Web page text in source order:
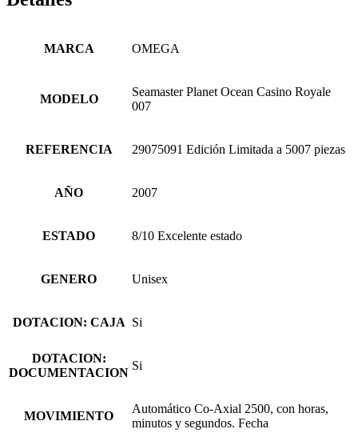
MARCA OMEGA
MODELO
Seamaster Planet Ocean Casino Royale
007
REFERENCIA 29075091 Edición Limitada a 5007 piezas
AÑO 2007
ESTADO 8/10 Excelente estado
GENERO Unisex
DOTACION: CAJA Si
DOTACION:
DOCUMENTACION
Si
MOVIMIENTO
Automático Co-Axial 2500, con horas,
minutos y segundos. Fecha